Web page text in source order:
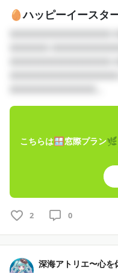
🥚ハッピーイースタ
こちらは🪟窓際プラン
2 0
深海アトリエ〜心を